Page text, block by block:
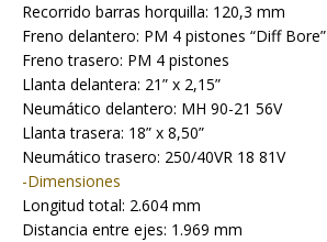
Recorrido barras horquilla: 120,3 mm
Freno delantero: PM 4 pistones “Diff Bore”
Freno trasero: PM 4 pistones
Llanta delantera: 21” x 2,15”
Neumático delantero: MH 90-21 56V
Llanta trasera: 18” x 8,50”
Neumático trasero: 250/40VR 18 81V
-Dimensiones
Longitud total: 2.604 mm
Distancia entre ejes: 1.969 mm